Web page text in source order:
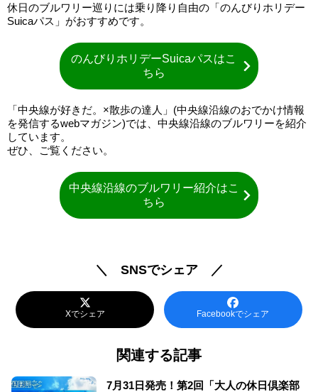
休日のブルワリー巡りには乗り降り自由の「のんびりホリデー
Suicaパス」がおすすめです。
のんびりホリデーSuicaパスはこ
ちら
「中央線が好きだ。×散歩の達人」(中央線沿線のおでかけ情報
を発信するwebマガジン)では、中央線沿線のブルワリーを紹介
しています。
ぜひ、ご覧ください。
中央線沿線のブルワリー紹介はこ
ちら
＼ SNSでシェア ／
Xでシェア Facebookでシェア
関連する記事
7月31日発売！第2回「大人の休日倶楽部